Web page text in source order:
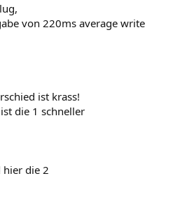
von 220ms average write
ist krass!
die 1 schneller
hier die 2